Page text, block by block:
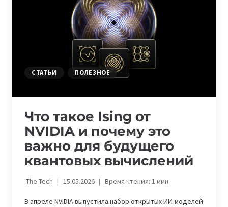
СТАТЬИ ПОЛЕЗНОЕ
Что такое Ising от
NVIDIA и почему это
важно для будущего
квантовых вычислений
The Tech 15.05.2026 Время чтения: 1мин
В апреле NVIDIA выпустила набор открытых ИИ-моделей